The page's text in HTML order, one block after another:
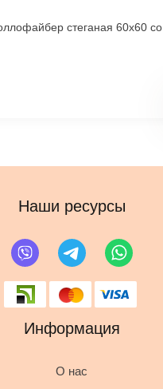
стеганая 60х60 со
Наши ресурсы
Информация
О нас